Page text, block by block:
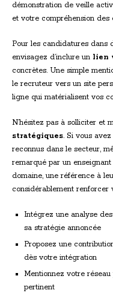
démonstration de veille
et votre compréhension
Pour les candidatures dans
envisagez d’inclure un lien
concrètes. Une simple
le recruteur vers un site
ligne qui matérialisent vos
N’hésitez pas à solliciter et
stratégiques. Si vous
reconnus dans le secteur,
remarqué par un
domaine, une référence à
considérablement renforcer
Intégrez une analyse
sa stratégie annoncée
Proposez une
dès votre intégration
Mentionnez votre
pertinent